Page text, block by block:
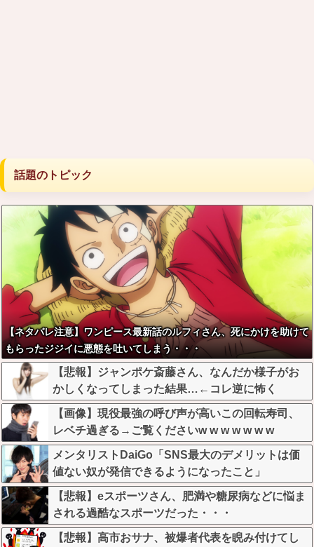
話題のトピック
【ネタバレ注意】ワンピース最新話のルフィさん、死にかけを助けて
もらったジジイに悪態を吐いてしまう・・・
【悲報】ジャンポケ斎藤さん、なんだか様子がお
かしくなってしまった結果…←コレ逆に怖く
ね…？
【画像】現役最強の呼び声が高いこの回転寿司、
レベチ過ぎる→ご覧くださいw w w w w w w
メンタリストDaiGo「SNS最大のデメリットは価
値ない奴が発信できるようになったこと」
【悲報】eスポーツさん、肥満や糖尿病などに悩ま
される過酷なスポーツだった・・・
【悲報】高市おサナ、被爆者代表を睨み付けてし